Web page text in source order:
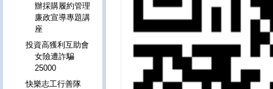
辦採購履約管理
廉政宣導專題講
座
投資高獲利互助會
女險遭詐騙
25000
快樂志工行善隊